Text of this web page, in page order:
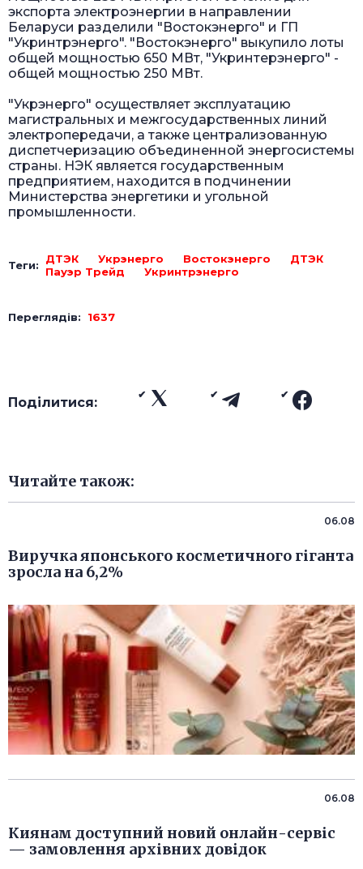
экспорта электроэнергии в направлении
Беларуси разделили "Востокэнерго" и ГП
"Укринтрэнерго". "Востокэнерго" выкупило лоты
общей мощностью 650 МВт, "Укринтерэнерго" -
общей мощностью 250 МВт.
"Укрэнерго" осуществляет эксплуатацию
магистральных и межгосударственных линий
электропередачи, а также централизованную
диспетчеризацию объединенной энергосистемы
страны. НЭК является государственным
предприятием, находится в подчинении
Министерства энергетики и угольной
промышленности.
Теги: ДТЭК Укрэнерго Востокэнерго
ДТЭК
Пауэр Трейд
Укринтрэнерго
Переглядів: 1637
Поділитися:
Читайте також:
06.08
Виручка японського косметичного гіганта
зросла на 6,2%
06.08
Киянам доступний новий онлайн-сервіс
— замовлення архівних довідок